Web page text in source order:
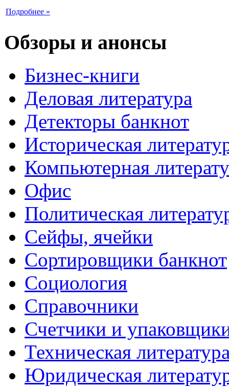
Подробнее »
Обзоры и анонсы
Бизнес-книги
Деловая литература
Детекторы банкнот
Историческая
Компьютерная
Офис
Политическая
Сейфы, ячейки
Сортировщики банкнот
Социология
Справочники
Счетчики и
Техническая
Юридическая